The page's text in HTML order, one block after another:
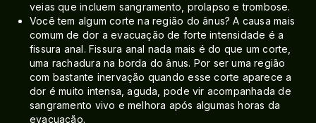
veias que incluem sangramento, prolapso e trombose.
Você tem algum corte na região do ânus? A causa mais
comum de dor a evacuação de forte intensidade é a
fissura anal. Fissura anal nada mais é do que um corte,
uma rachadura na borda do ânus. Por ser uma região
com bastante inervação quando esse corte aparece a
dor é muito intensa, aguda, pode vir acompanhada de
sangramento vivo e melhora após algumas horas da
evacuação.